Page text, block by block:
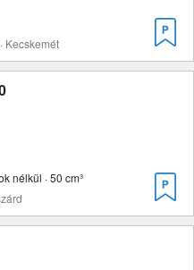
Kecskemét
nélkül · 50 cm³